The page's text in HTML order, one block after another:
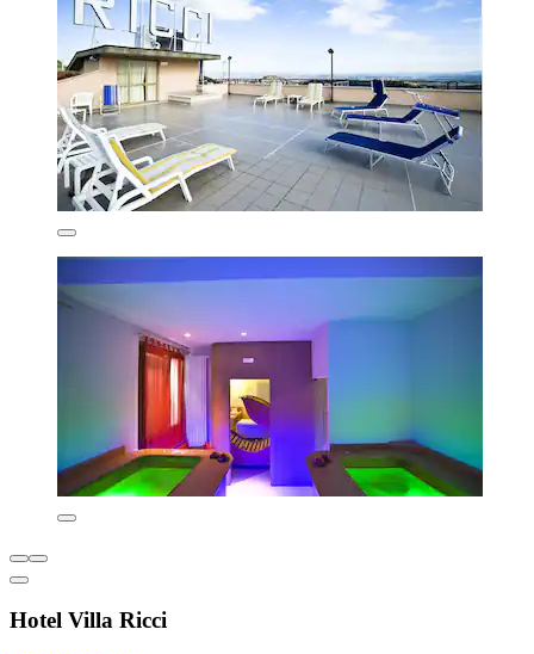
Hotel Villa Ricci